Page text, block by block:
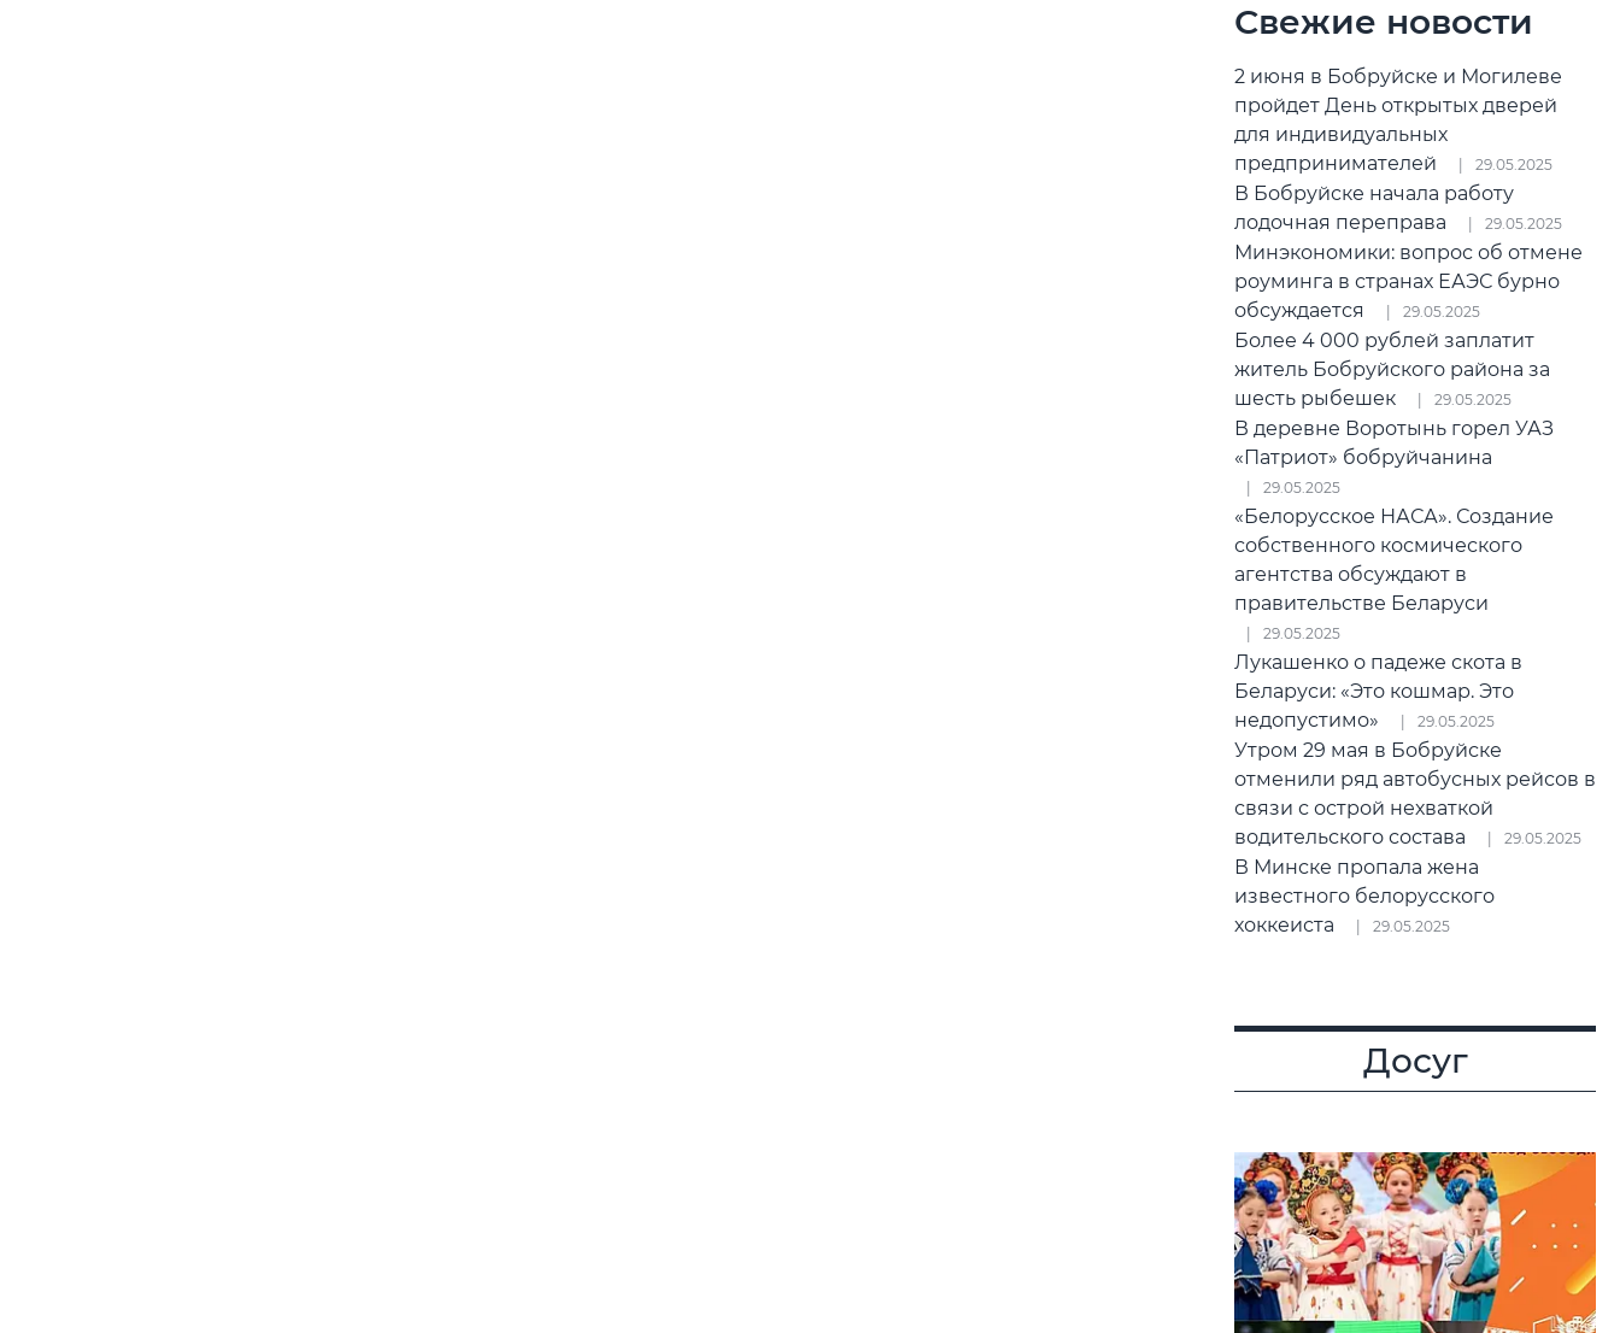
Свежие новости
2 июня в Бобруйске и Могилеве
пройдет День открытых дверей
для индивидуальных
предпринимателей
29.05.2025
В Бобруйске начала работу
лодочная переправа
29.05.2025
Минэкономики: вопрос об отмене
роуминга в странах ЕАЭС бурно
обсуждается
29.05.2025
Более 4 000 рублей заплатит
житель Бобруйского района за
шесть рыбешек
29.05.2025
В деревне Воротынь горел УАЗ
«Патриот» бобруйчанина
29.05.2025
«Белорусское НАСА». Создание
собственного космического
агентства обсуждают в
правительстве Беларуси
29.05.2025
Лукашенко о падеже скота в
Беларуси: «Это кошмар. Это
недопустимо»
29.05.2025
Утром 29 мая в Бобруйске
отменили ряд автобусных рейсов в
связи с острой нехваткой
водительского состава
29.05.2025
В Минске пропала жена
известного белорусского
хоккеиста
29.05.2025
Досуг